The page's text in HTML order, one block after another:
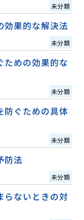
未分類
効果的な解決法
未分類
ための効果的な
未分類
防ぐための具体
未分類
防法
未分類
らないときの対